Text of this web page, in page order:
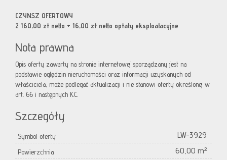
CZYNSZ OFERTOWY
2 160,00 zł netto + 16,00 zł netto opłaty eksploatacyjne
Nota prawna
Opis oferty zawarty na stronie internetowej sporządzany jest na
podstawie oględzin nieruchomości oraz informacji uzyskanych od
właściciela, może podlegać aktualizacji i nie stanowi oferty określonej w
art. 66 i następnych K.C.
Szczegóły
Symbol oferty LW-3929
Powierzchnia 60,00 m²